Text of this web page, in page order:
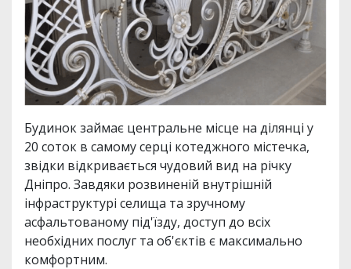
Будинок займає центральне місце на ділянці у
20 соток в самому серці котеджного містечка,
звідки відкривається чудовий вид на річку
Дніпро. Завдяки розвиненій внутрішній
інфраструктурі селища та зручному
асфальтованому під'їзду, доступ до всіх
необхідних послуг та об'єктів є максимально
комфортним.